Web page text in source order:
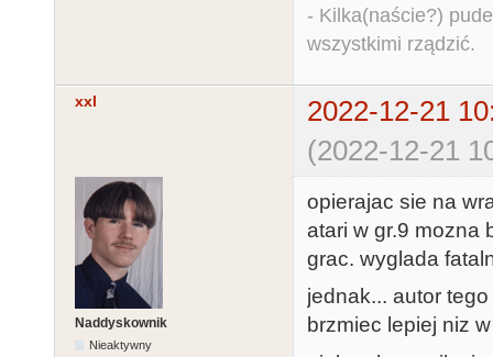
- Kilka(naście?)
wszystkimi rządzić.
xxl
2022-12-21
(2022-12-21
Naddyskownik
Nieaktywny
opierajac sie na
atari w gr.9 mozna
grac. wyglada
jednak... autor
brzmiec lepiej niz